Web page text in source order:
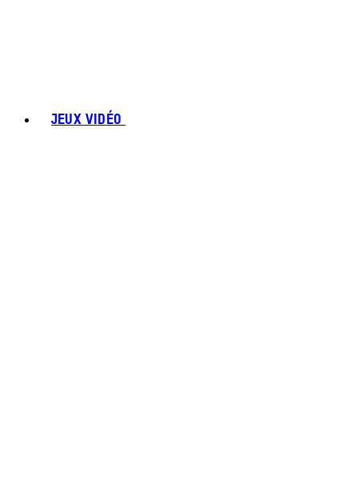
JEUX VIDÉO